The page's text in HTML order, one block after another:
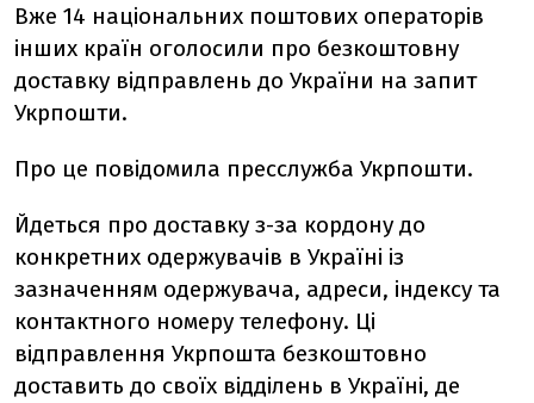
Вже 14 національних поштових операторів
інших країн оголосили про безкоштовну
доставку відправлень до України на запит
Укрпошти.
Про це повідомила пресслужба Укрпошти.
Йдеться про доставку з-за кордону до
конкретних одержувачів в Україні із
зазначенням одержувача, адреси, індексу та
контактного номеру телефону. Ці
відправлення Укрпошта безкоштовно
доставить до своїх відділень в Україні, де